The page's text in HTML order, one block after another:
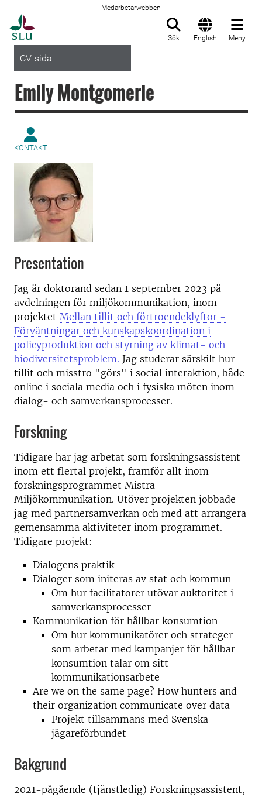
Medarbetarwebben
Sök English Meny
CV-sida
Emily Montgomerie
KONTAKT
Presentation
Jag är doktorand sedan 1 september 2023 på
avdelningen för miljökommunikation, inom
projektet Mellan tillit och förtroendeklyftor -
Förväntningar och kunskapskoordination i
policyproduktion och styrning av klimat- och
biodiversitetsproblem. Jag studerar särskilt hur
tillit och misstro "görs" i social interaktion, både
online i sociala media och i fysiska möten inom
dialog- och samverkansprocesser.
Forskning
Tidigare har jag arbetat som forskningsassistent
inom ett flertal projekt, framför allt inom
forskningsprogrammet Mistra
Miljökommunikation. Utöver projekten jobbade
jag med partnersamverkan och med att arrangera
gemensamma aktiviteter inom programmet.
Tidigare projekt:
Dialogens praktik
Dialoger som initeras av stat och kommun
Om hur facilitatorer utövar auktoritet i
samverkansprocesser
Kommunikation för hållbar konsumtion
Om hur kommunikatörer och strateger
som arbetar med kampanjer för hållbar
konsumtion talar om sitt
kommunikationsarbete
Are we on the same page? How hunters and
their organization communicate over data
Projekt tillsammans med Svenska
jägareförbundet
Bakgrund
2021-pågående (tjänstledig) Forskningsassistent,